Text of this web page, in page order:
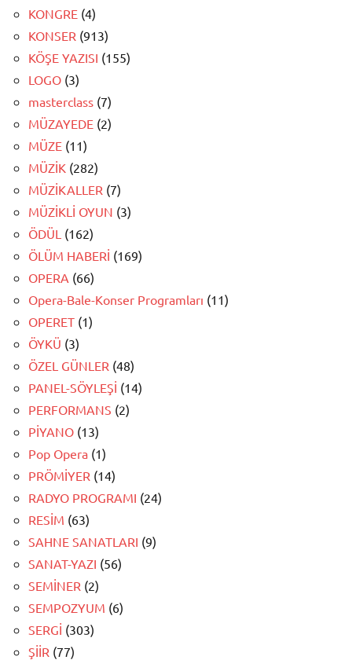
KONGRE (4)
KONSER (913)
KÖŞE YAZISI (155)
LOGO (3)
masterclass (7)
MÜZAYEDE (2)
MÜZE (11)
MÜZİK (282)
MÜZİKALLER (7)
MÜZİKLİ OYUN (3)
ÖDÜL (162)
ÖLÜM HABERİ (169)
OPERA (66)
Opera-Bale-Konser Programları (11)
OPERET (1)
ÖYKÜ (3)
ÖZEL GÜNLER (48)
PANEL-SÖYLEŞİ (14)
PERFORMANS (2)
PİYANO (13)
Pop Opera (1)
PRÖMİYER (14)
RADYO PROGRAMI (24)
RESİM (63)
SAHNE SANATLARI (9)
SANAT-YAZI (56)
SEMİNER (2)
SEMPOZYUM (6)
SERGİ (303)
ŞİİR (77)